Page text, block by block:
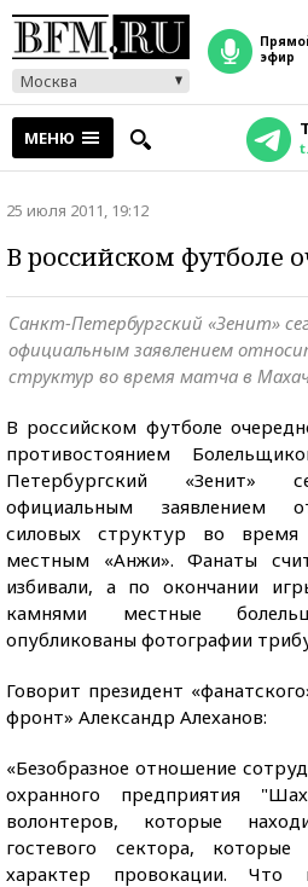
Москва
прямой
эфир
МЕНЮ
25 июля 2011, 19:12
В российском футболе
Санкт-Петербургский «Зенит»
официальным заявлением
структур во время матча в
В российском футболе
противостоянием
Петербургский «Зенит»
официальным заявлением
силовых структур во
местным «Анжи». Фанаты
избивали, а по окончании
камнями местные
опубликованы фотографии
Говорит президент
фронт» Александр Алеханов:
«Безобразное отношение
охранного предприятия
волонтеров, которые
гостевого сектора, которые
характер провокации. Что